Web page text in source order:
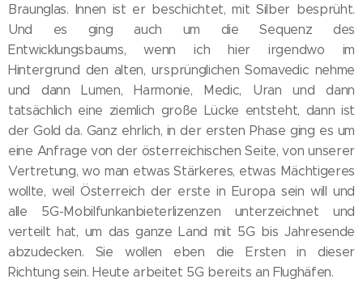
Braunglas. Innen ist er beschichtet, mit Silber besprüht.
Und es ging auch um die Sequenz des
Entwicklungsbaums, wenn ich hier irgendwo im
Hintergrund den alten, ursprünglichen Somavedic nehme
und dann Lumen, Harmonie, Medic, Uran und dann
tatsächlich eine ziemlich große Lücke entsteht, dann ist
der Gold da. Ganz ehrlich, in der ersten Phase ging es um
eine Anfrage von der österreichischen Seite, von unserer
Vertretung, wo man etwas Stärkeres, etwas Mächtigeres
wollte, weil Österreich der erste in Europa sein will und
alle 5G-Mobilfunkanbieterlizenzen unterzeichnet und
verteilt hat, um das ganze Land mit 5G bis Jahresende
abzudecken. Sie wollen eben die Ersten in dieser
Richtung sein. Heute arbeitet 5G bereits an Flughäfen.